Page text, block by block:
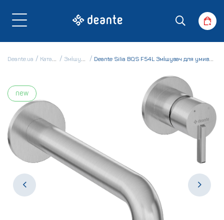
Deante.ua Каталог Змішувачі Deante Silia BQS F54L Змішувач для умивальника
new